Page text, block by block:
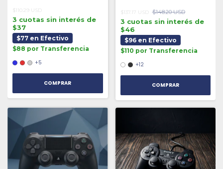
$110.29 USD
3 cuotas sin interés de
$37
$77 en Efectivo
$88 por Transferencia
+5
COMPRAR
$137.17 USD $148.20 USD
3 cuotas sin interés de
$46
$96 en Efectivo
$110 por Transferencia
+12
COMPRAR